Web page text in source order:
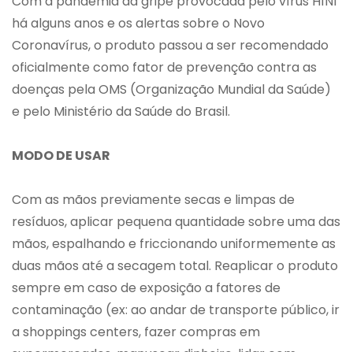
há alguns anos e os alertas sobre o Novo
Coronavírus, o produto passou a ser recomendado
oficialmente como fator de prevenção contra as
doenças pela OMS (Organização Mundial da Saúde)
e pelo Ministério da Saúde do Brasil.
MODO DE USAR
Com as mãos previamente secas e limpas de
resíduos, aplicar pequena quantidade sobre uma das
mãos, espalhando e friccionando uniformemente as
duas mãos até a secagem total. Reaplicar o produto
sempre em caso de exposição a fatores de
contaminação (ex: ao andar de transporte público, ir
a shoppings centers, fazer compras em